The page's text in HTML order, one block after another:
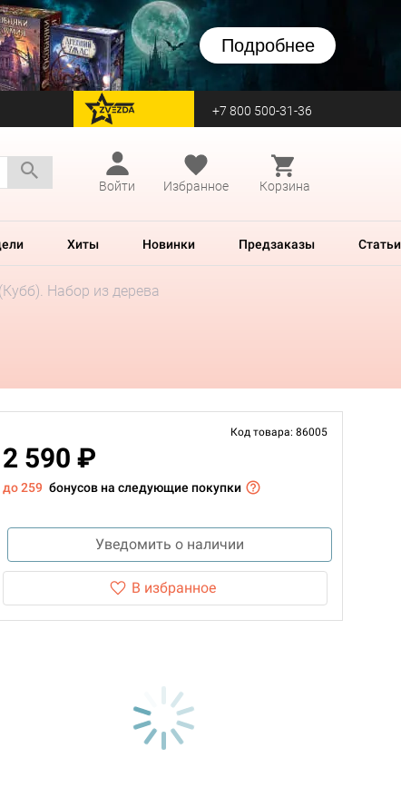
Подробнее
перейти на Zvezda +7 800 500-31-36
Войти
Избранное Корзина
Хиты Новинки Предзаказы Статьи
Набор из дерева
Код товара: 86005
2 590 ₽
до 259 бонусов на следующие покупки
Уведомить о наличии
В избранное